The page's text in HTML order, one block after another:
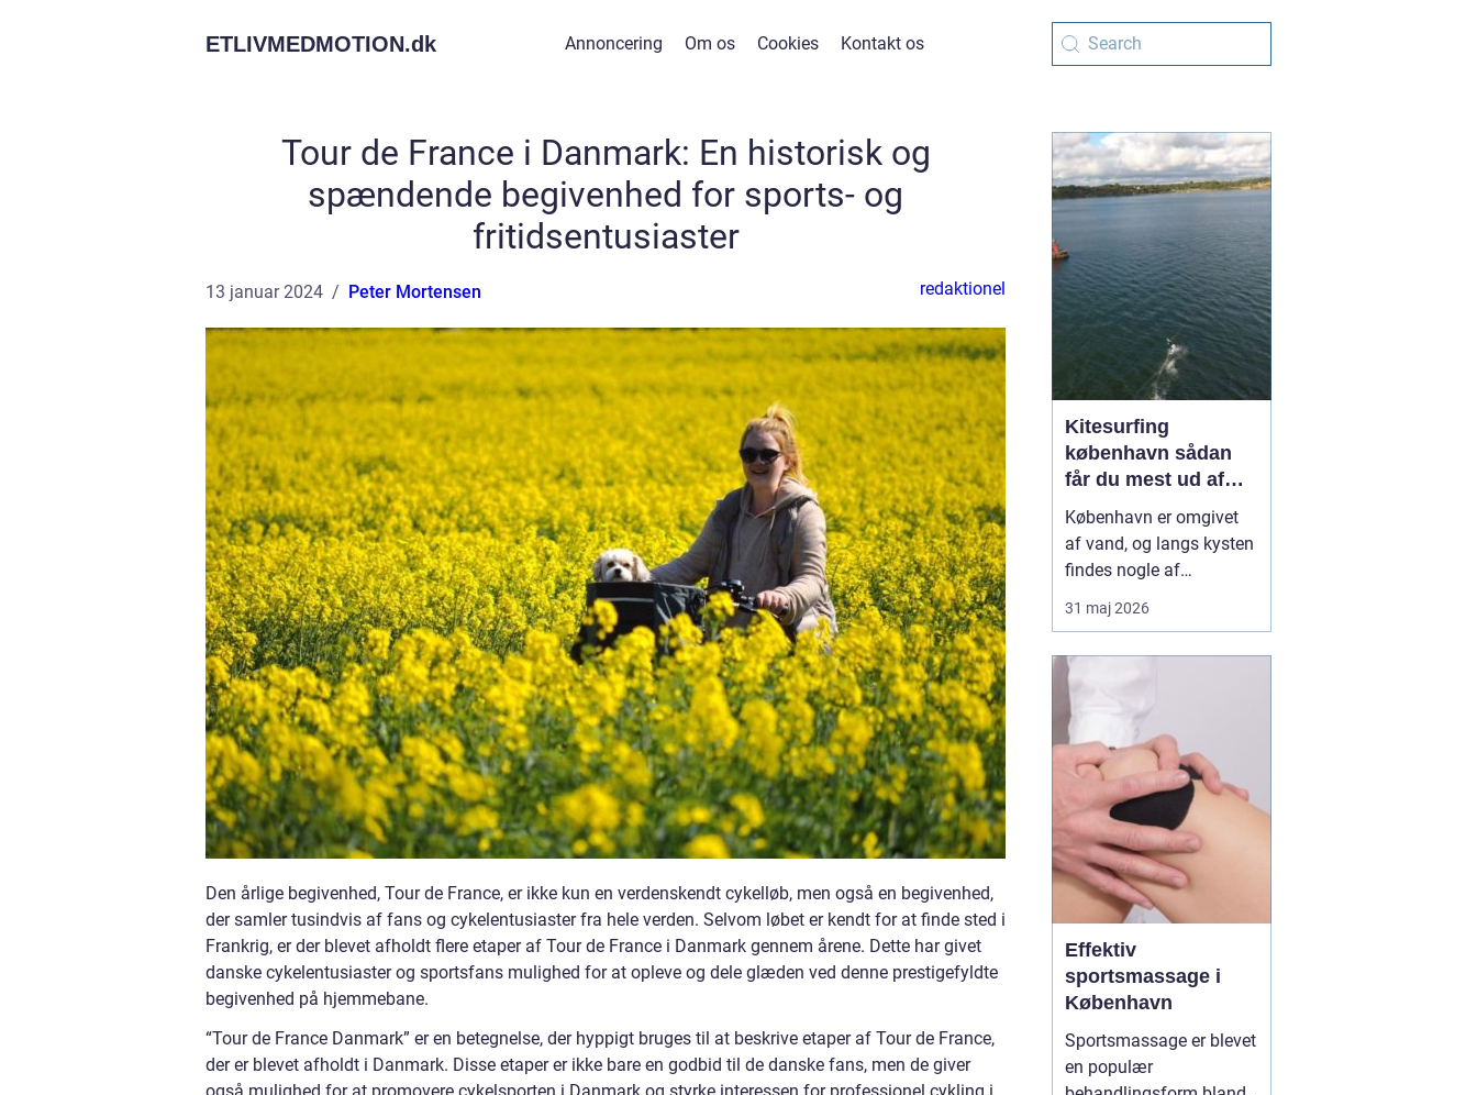
ETLIVMEDMOTION.dk Annoncering Om os Cookies Kontakt os
Tour de France i Danmark: En historisk og
spændende begivenhed for sports- og
fritidsentusiaster
13 januar 2024 Peter Mortensen redaktionel
Den årlige begivenhed, Tour de France, er ikke kun en verdenskendt cykelløb, men også en begivenhed,
der samler tusindvis af fans og cykelentusiaster fra hele verden. Selvom løbet er kendt for at finde sted i
Frankrig, er der blevet afholdt flere etaper af Tour de France i Danmark gennem årene. Dette har givet
danske cykelentusiaster og sportsfans mulighed for at opleve og dele glæden ved denne prestigefyldte
begivenhed på hjemmebane.
“Tour de France Danmark” er en betegnelse, der hyppigt bruges til at beskrive etaper af Tour de France,
der er blevet afholdt i Danmark. Disse etaper er ikke bare en godbid til de danske fans, men de giver
Kitesurfing
københavn sådan
får du mest ud af
vinden tæt på byen
København er omgivet
af vand, og langs kysten
findes nogle af
Danmarks mest
tilgængelige spots til
forbinder sporten med
eksotiske strande, men
sandheden er, at du ikke
behøver at rejse langt for
at opleve stærk vind, lavt
vand og ...
31 maj 2026
Effektiv
sportsmassage i
København
Sportsmassage er blevet
en populær